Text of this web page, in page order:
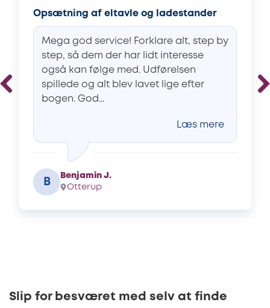
Opsætning af eltavle og ladestander
Mega god service! Forklare alt, step by
step, så dem der har lidt interesse
også kan følge med. Udførelsen
spillede og alt blev lavet lige efter
bogen. God...
Læs mere
B
Benjamin J.
Otterup
Slip for besværet med selv at finde